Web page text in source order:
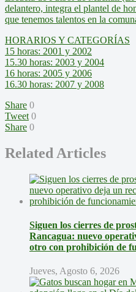
delantero, integra el plantel de
que tenemos talentos en la
HORARIOS Y CATEGORÍAS
15 horas: 2001 y 2002
15.30 horas: 2003 y 2004
16 horas: 2005 y 2006
16.30 horas: 2007 y 2008
Share 0
Tweet 0
Share 0
Related Articles
Siguen los cierres de
Rancagua: nuevo
otro con prohibición de
Jueves, Agosto 6, 2026